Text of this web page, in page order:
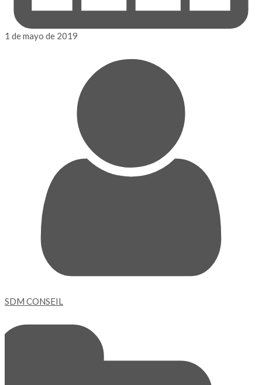
1 de mayo de 2019
SDM CONSEIL